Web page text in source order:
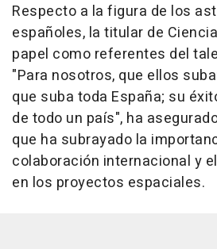
Respecto a la figura de los
españoles, la titular de
papel como referentes del
"Para nosotros, que ellos
que suba toda España; su
de todo un país", ha
que ha subrayado la
colaboración internacional y
en los proyectos espaciales.